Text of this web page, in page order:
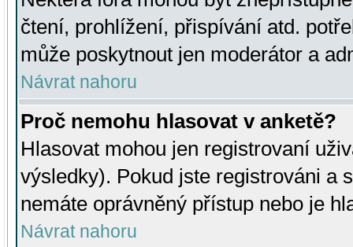
čtení, prohlížení, přispívání atd.
může poskytnout jen moderátor a
Návrat nahoru
Proč nemohu hlasovat v anketě?
Hlasovat mohou jen registrovaní
výsledky). Pokud jste registrováni a
nemáte oprávněný přístup nebo je
Návrat nahoru